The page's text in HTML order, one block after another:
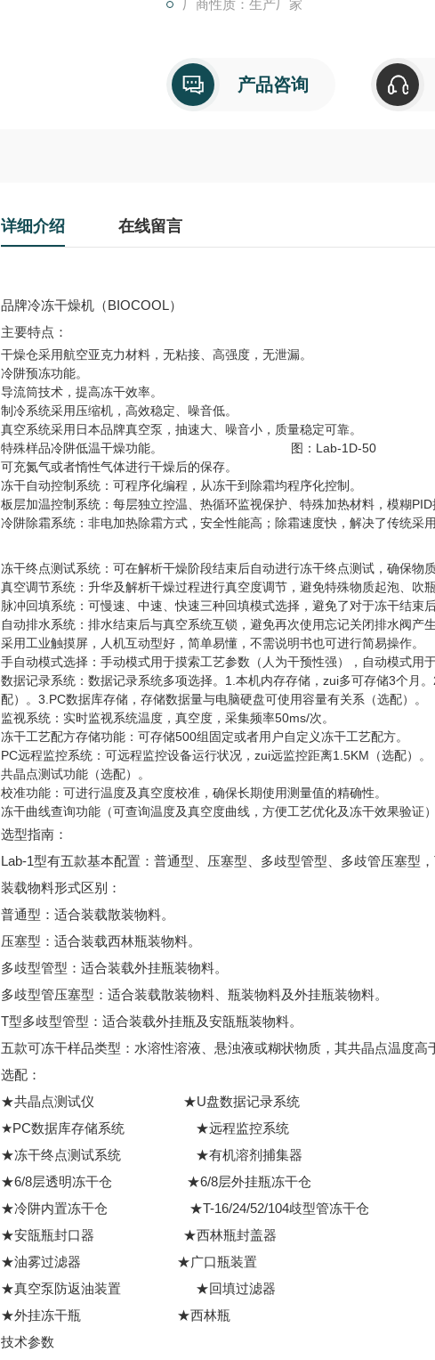
厂商性质：生产厂家
产品咨询
详细介绍 在线留言
品牌冷冻干燥机（BIOCOOL）
主要特点：
干燥仓采用航空亚克力材料，无粘接、高强度，无泄漏。
冷阱预冻功能。
导流筒技术，提高冻干效率。
制冷系统采用压缩机，高效稳定、噪音低。
真空系统采用日本品牌真空泵，抽速大、噪音小，质量稳定可靠。
特殊样品冷阱低温干燥功能。 图：Lab-1D-50
可充氮气或者惰性气体进行干燥后的保存。
冻干自动控制系统：可程序化编程，从冻干到除霜均程序化控制。
板层加温控制系统：每层独立控温、热循环监视保护、特殊加热材料，模糊PID
冷阱除霜系统：非电加热除霜方式，安全性能高；除霜速度快，解决了传统采
冻干终点测试系统：可在解析干燥阶段结束后自动进行冻干终点测试，确保物
真空调节系统：升华及解析干燥过程进行真空度调节，避免特殊物质起泡、吹
脉冲回填系统：可慢速、中速、快速三种回填模式选择，避免了对于冻干结束
自动排水系统：排水结束后与真空系统互锁，避免再次使用忘记关闭排水阀产
采用工业触摸屏，人机互动型好，简单易懂，不需说明书也可进行简易操作。
手自动模式选择：手动模式用于摸索工艺参数（人为干预性强），自动模式用
数据记录系统：数据记录系统多项选择。1.本机内存存储，zui多可存储3个月
配）。3.PC数据库存储，存储数据量与电脑硬盘可使用容量有关系（选配）。
监视系统：实时监视系统温度，真空度，采集频率50ms/次。
冻干工艺配方存储功能：可存储500组固定或者用户自定义冻干工艺配方。
PC远程监控系统：可远程监控设备运行状况，zui远监控距离1.5KM（选配）。
共晶点测试功能（选配）。
校准功能：可进行温度及真空度校准，确保长期使用测量值的精确性。
冻干曲线查询功能（可查询温度及真空度曲线，方便工艺优化及冻干效果验证）
选型指南：
Lab-1型有五款基本配置：普通型、压塞型、多歧型管型、多歧管压塞型，
装载物料形式区别：
普通型：适合装载散装物料。
压塞型：适合装载西林瓶装物料。
多歧型管型：适合装载外挂瓶装物料。
多歧型管压塞型：适合装载散装物料、瓶装物料及外挂瓶装物料。
T型多歧型管型：适合装载外挂瓶及安瓿瓶装物料。
五款可冻干样品类型：水溶性溶液、悬浊液或糊状物质，其共晶点温度
选配：
★共晶点测试仪 ★U盘数据记录系统
★PC数据库存储系统 ★远程监控系统
★冻干终点测试系统 ★有机溶剂捕集器
★6/8层透明冻干仓 ★6/8层外挂瓶冻干仓
★冷阱内置冻干仓 ★T-16/24/52/104歧型管冻干仓
★安瓿瓶封口器 ★西林瓶封盖器
★油雾过滤器 ★广口瓶装置
★真空泵防返油装置 ★回填过滤器
★外挂冻干瓶 ★西林瓶
技术参数